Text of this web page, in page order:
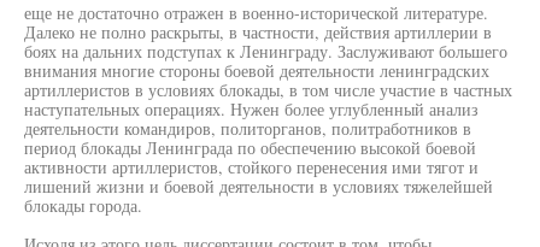
еще не достаточно отражен в военно-исторической литературе.
Далеко не полно раскрыты, в частности, действия артиллерии в
боях на дальних подступах к Ленинграду. Заслуживают большего
внимания многие стороны боевой деятельности ленинградских
артиллеристов в условиях блокады, в том числе участие в частных
наступательных операциях. Нужен более углубленный анализ
деятельности командиров, политорганов, политработников в
период блокады Ленинграда по обеспечению высокой боевой
активности артиллеристов, стойкого перенесения ими тягот и
лишений жизни и боевой деятельности в условиях тяжелейшей
блокады города.